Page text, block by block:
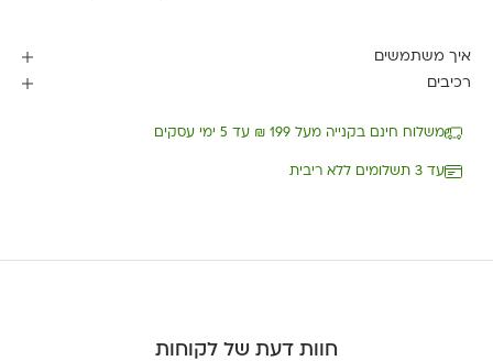
איך משתמשים
רכיבים
משלוח חינם בקנייה מעל 199 ₪ עד 5 ימי עסקים
עד 3 תשלומים ללא ריבית
חוות דעת של לקוחות